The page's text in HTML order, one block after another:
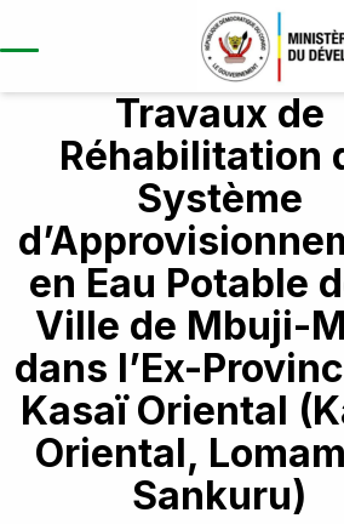
Aperçu du projet
Contexte et justification
Objectif global et spécifique
Résultats attendus
Répertoire/Ouvrages
Kasaï
Kasaï central
Kasaï oriental
Lomami
Composantes
Développement des
infrastructres
Études et renforcement des
Publication
Nouvelles
Rapports annuels
Travaux de
Réhabilitation
Système
en Eau Potable
Ville de Mbuji-
dans l’Ex-
Kasaï Oriental
Oriental,
Sankuru)